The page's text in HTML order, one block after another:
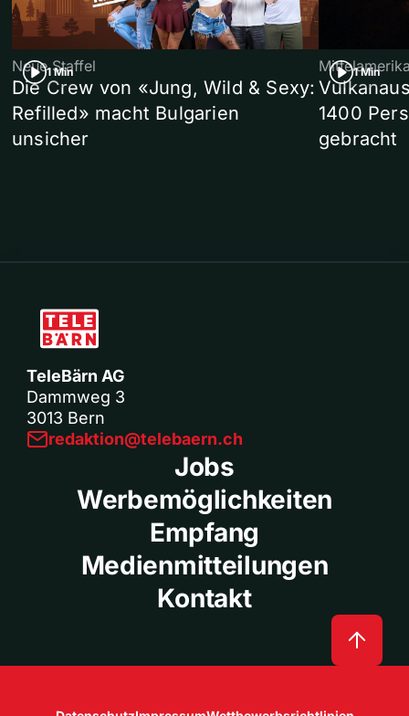
1 Min
Neue Staffel
Die Crew von «Jung, Wild & Sexy:
Refilled» macht Bulgarien
unsicher
1 Min
1400
gebracht
TeleBärn AG
Dammweg 3
3013 Bern
redaktion@telebaern.ch
Jobs
Werbemöglichkeiten
Empfang
Medienmitteilungen
Kontakt